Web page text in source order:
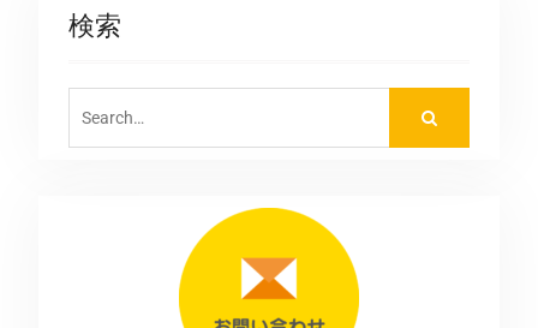
検索
for: